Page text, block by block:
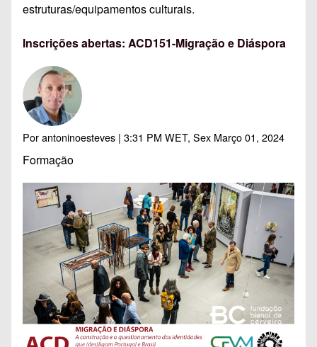
estruturas/equipamentos culturais.
Inscrições abertas: ACD151-Migração e Diáspora
Porantoninoesteves | 3:31 PM WET, Sex Março 01, 2024
Formação